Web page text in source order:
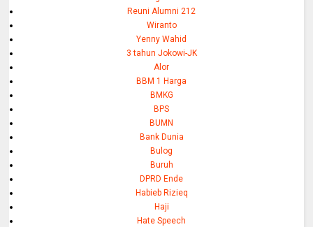
Reuni Alumni 212
Wiranto
Yenny Wahid
3 tahun Jokowi-JK
Alor
BBM 1 Harga
BMKG
BPS
BUMN
Bank Dunia
Bulog
Buruh
DPRD Ende
Habieb Rizieq
Haji
Hate Speech